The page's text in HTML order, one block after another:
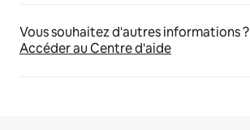
Vous souhaitez d'autres informations ?
Accéder au Centre d'aide